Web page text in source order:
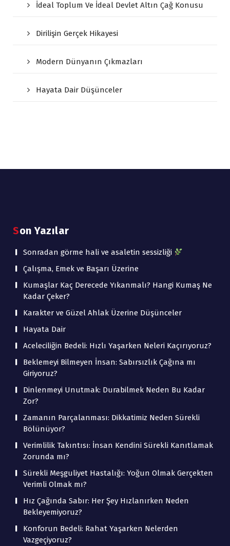
İdeal Toplum Ve İdeal Devlet Altın Çağ Konusu
Dirilişin Gerçek Hikayesi
Modern Dünyanın Çıkmazları
Hayata Dair Düşünceler
Son Yazılar
Sonradan görme hali ve asaletin sessizliği
Çalışma, Emek ve Başarı Üzerine
Kumaşlar Kaç Derecede Yıkanmalı? Hangi Kumaş Ne
Kadar Çeker?
Karakter ve Güzel Ahlak Üzerine Düşünceler
Hayata Dair
Aceleciliğin Bedeli: Hızlı Yaşarken Neleri Kaçırıyoruz?
Beklemeyi Bilmeyen İnsan: Sabırsızlık Çağına mı
Giriyoruz?
Dinlenmeyi Unutmak: Durabilmek Neden Bu Kadar
Zor?
Zamanın Parçalanması: Dikkatimiz Neden Sürekli
Bölünüyor?
Verimlilik Takıntısı: İnsan Kendini Sürekli Kanıtlamak
Zorunda mı?
Sürekli Meşguliyet Hastalığı: Yoğun Olmak Gerçekten
Verimli Olmak mı?
Hız Çağında Sabır: Her Şey Hızlanırken Neden
Bekleyemiyoruz?
Konforun Bedeli: Rahat Yaşarken Nelerden
Vazgeçiyoruz?